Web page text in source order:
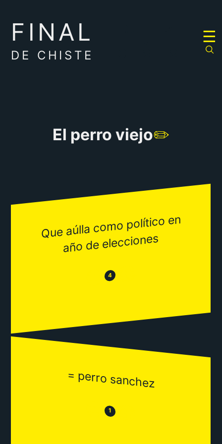
FINAL
DE CHISTE
☰
El perro viejo✏️
Que aúlla co
mo político en
año de elecciones
😒 4 😂
= perro sanchez
😒 1 😂